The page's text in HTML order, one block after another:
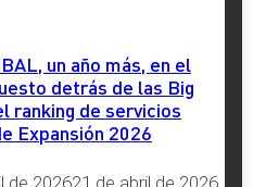
un año más, en el
detrás de las Big
ranking de servicios
Expansión 2026
de 202621 de abril de 2026